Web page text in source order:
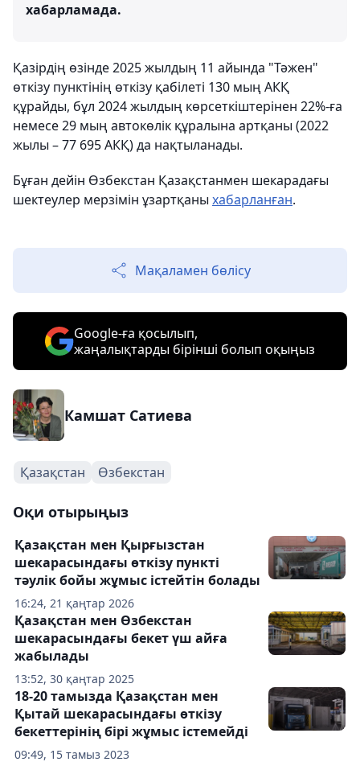
хабарламада.
Қазірдің өзінде 2025 жылдың 11 айында "Тәжен"
өткізу пунктінің өткізу қабілеті 130 мың АКҚ
құрайды, бұл 2024 жылдың көрсеткіштерінен 22%-ға
немесе 29 мың автокөлік құралына артқаны (2022
жылы – 77 695 АКҚ) да нақтыланады.
Бұған дейін Өзбекстан Қазақстанмен шекарадағы
шектеулер мерзімін ұзартқаны хабарланған.
Мақаламен бөлісу
Google-ға қосылып,
жаңалықтарды бірінші болып оқыңыз
Камшат Сатиева
Қазақстан Өзбекстан
Оқи отырыңыз
16:24, 21 қаңтар 2026
Қазақстан мен Қырғызстан
шекарасындағы өткізу пункті
тәулік бойы жұмыс істейтін болады
13:52, 30 қаңтар 2025
Қазақстан мен Өзбекстан
шекарасындағы бекет үш айға
жабылады
09:49, 15 тамыз 2023
18-20 тамызда Қазақстан мен
Қытай шекарасындағы өткізу
бекеттерінің бірі жұмыс істемейді